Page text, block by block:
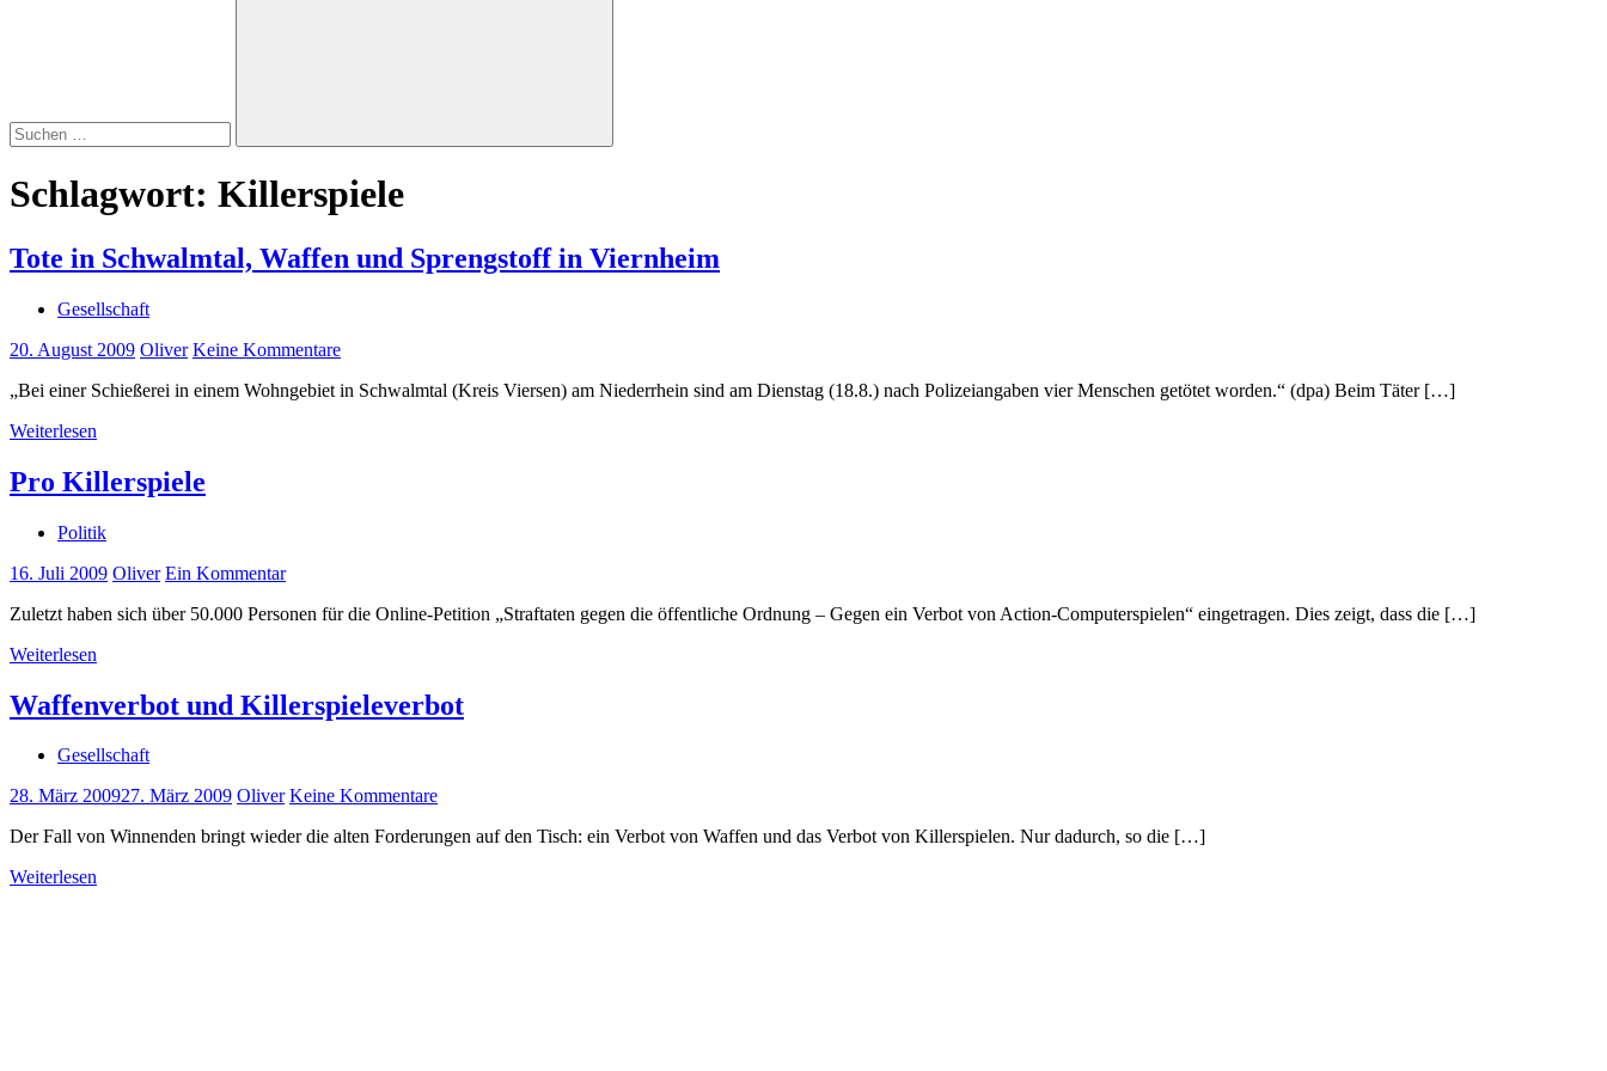
Suchen
Schlagwort: Killerspiele
Tote in Schwalmtal, Waffen und Sprengstoff in Viernheim
Gesellschaft
20. August 2009 Oliver Keine Kommentare
„Bei einer Schießerei in einem Wohngebiet in Schwalmtal (Kreis Viersen) am Niederrhein sind am Dienstag (18.8.) nach Polizeiangaben vier Menschen getötet worden.“ (dpa) Beim Täter […]
Weiterlesen
Pro Killerspiele
Politik
16. Juli 2009 Oliver Ein Kommentar
Zuletzt haben sich über 50.000 Personen für die Online-Petition „Straftaten gegen die öffentliche Ordnung – Gegen ein Verbot von Action-Computerspielen“ eingetragen. Dies zeigt, dass die […]
Weiterlesen
Waffenverbot und Killerspieleverbot
Gesellschaft
28. März 200927. März 2009 Oliver Keine Kommentare
Der Fall von Winnenden bringt wieder die alten Forderungen auf den Tisch: ein Verbot von Waffen und das Verbot von Killerspielen. Nur dadurch, so die […]
Weiterlesen